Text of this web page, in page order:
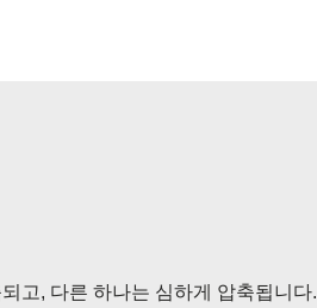
고, 다른 하나는 심하게 압축됩니다.